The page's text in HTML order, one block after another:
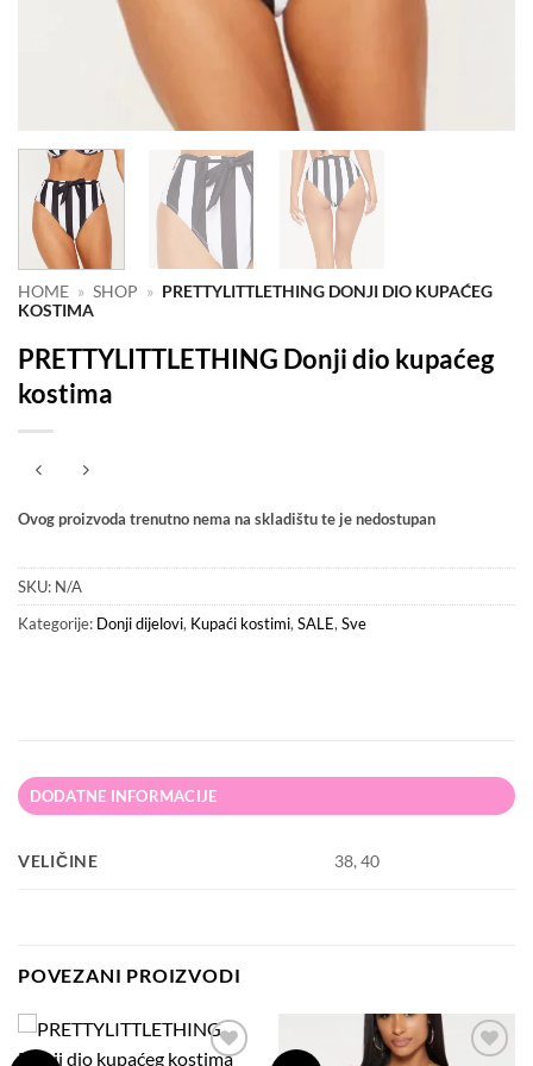
HOME » SHOP » PRETTYLITTLETHING DONJI DIO KUPAĆEG
KOSTIMA
PRETTYLITTLETHING Donji dio kupaćeg
kostima
Ovog proizvoda trenutno nema na skladištu te je nedostupan
SKU: N/A
Kategorije: Donji dijelovi, Kupaći kostimi,SALE,Sve
DODATNE INFORMACIJE
VELIČINE 38, 40
POVEZANI PROIZVODI